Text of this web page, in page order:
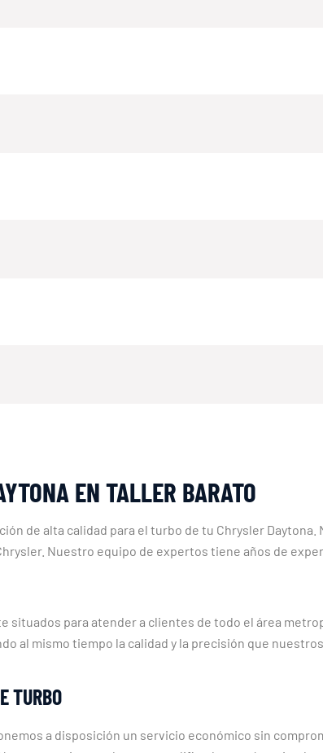
EN TALLER BARATO
de alta calidad para el turbo de tu Chrysler Daytona.
Nuestro equipo de expertos tiene años de
situados para atender a clientes de todo el área
al mismo tiempo la calidad y la precisión que
TURBO
a disposición un servicio económico sin